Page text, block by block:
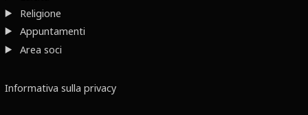
Religione
Appuntamenti
Area soci
Informativa sulla privacy